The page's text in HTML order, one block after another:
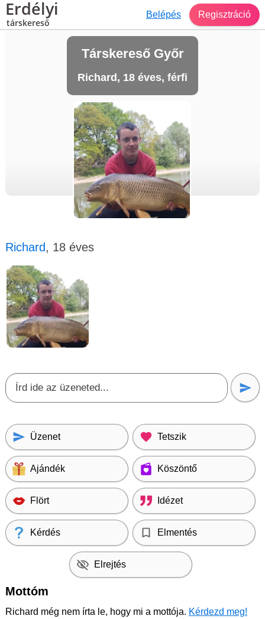
Erdélyi
társkereső
Belépés Regisztráció
Társkereső Győr
Richard, 18 éves, férfi
Richard, 18 éves
Üzenet Tetszik
Ajándék Köszöntő
Flört Idézet
Kérdés Elmentés
Elrejtés
Mottóm
Richard még nem írta le, hogy mi a mottója. Kérdezd meg!